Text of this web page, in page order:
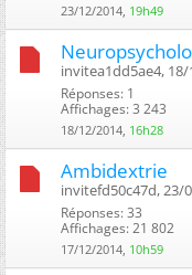
23/12/2014, 19h49
invitea1dd5ae4, 18/
Réponses: 1
Affichages: 3 243
18/12/2014, 16h28
Ambidextrie
invitefd50c47d, 23/
Réponses: 33
Affichages: 21 802
17/12/2014, 10h59